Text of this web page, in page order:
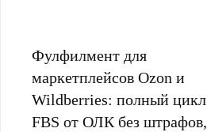
Фулфилмент для
маркетплейсов Ozon и
Wildberries: полный цикл
FBS от ОЛК без штрафов,